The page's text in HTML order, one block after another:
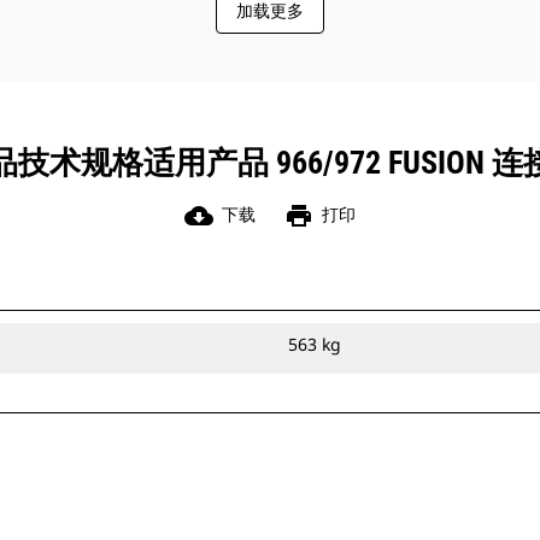
加载更多
技术规格适用产品 966/972 FUSION 连
cloud_download 下载 print 打印
563 kg